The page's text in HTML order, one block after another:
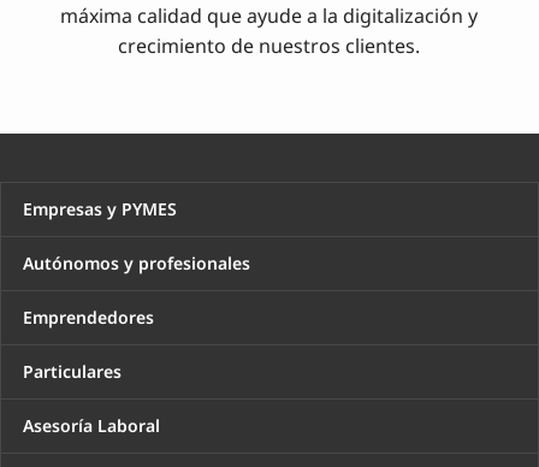
máxima calidad que ayude a la digitalización y
crecimiento de nuestros clientes.
Empresas y PYMES
Autónomos y profesionales
Emprendedores
Particulares
Asesoría Laboral